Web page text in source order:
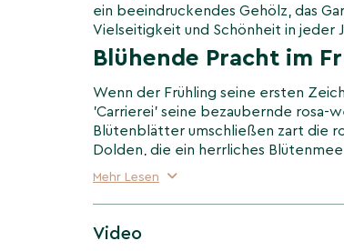
ein beeindruckendes Gehölz, das
Vielseitigkeit und Schönheit in jeder
Blühende Pracht im
Wenn der Frühling seine ersten
'Carrierei' seine bezaubernde rosa-
Blütenblätter umschließen zart die
Dolden, die ein herrliches
dieser Blütezeit ist ihr betörender
Herbst
Mehr Lesen
Video